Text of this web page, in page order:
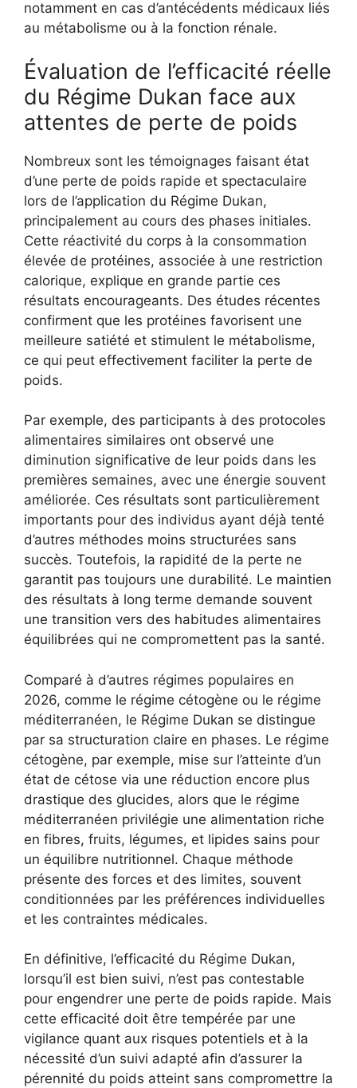
notamment en cas d’antécédents médicaux liés
au métabolisme ou à la fonction rénale.
Évaluation de l’efficacité réelle
du Régime Dukan face aux
attentes de perte de poids
Nombreux sont les témoignages faisant état
d’une perte de poids rapide et spectaculaire
lors de l’application du Régime Dukan,
principalement au cours des phases initiales.
Cette réactivité du corps à la consommation
élevée de protéines, associée à une restriction
calorique, explique en grande partie ces
résultats encourageants. Des études récentes
confirment que les protéines favorisent une
meilleure satiété et stimulent le métabolisme,
ce qui peut effectivement faciliter la perte de
poids.
Par exemple, des participants à des protocoles
alimentaires similaires ont observé une
diminution significative de leur poids dans les
premières semaines, avec une énergie souvent
améliorée. Ces résultats sont particulièrement
importants pour des individus ayant déjà tenté
d’autres méthodes moins structurées sans
succès. Toutefois, la rapidité de la perte ne
garantit pas toujours une durabilité. Le maintien
des résultats à long terme demande souvent
une transition vers des habitudes alimentaires
équilibrées qui ne compromettent pas la santé.
Comparé à d’autres régimes populaires en
2026, comme le régime cétogène ou le régime
méditerranéen, le Régime Dukan se distingue
par sa structuration claire en phases. Le régime
cétogène, par exemple, mise sur l’atteinte d’un
état de cétose via une réduction encore plus
drastique des glucides, alors que le régime
méditerranéen privilégie une alimentation riche
en fibres, fruits, légumes, et lipides sains pour
un équilibre nutritionnel. Chaque méthode
présente des forces et des limites, souvent
conditionnées par les préférences individuelles
et les contraintes médicales.
En définitive, l’efficacité du Régime Dukan,
lorsqu’il est bien suivi, n’est pas contestable
pour engendrer une perte de poids rapide. Mais
cette efficacité doit être tempérée par une
vigilance quant aux risques potentiels et à la
nécessité d’un suivi adapté afin d’assurer la
pérennité du poids atteint sans compromettre la